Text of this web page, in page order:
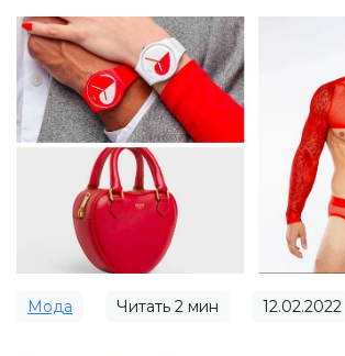
Мода Читать 2 мин 12.02.2022